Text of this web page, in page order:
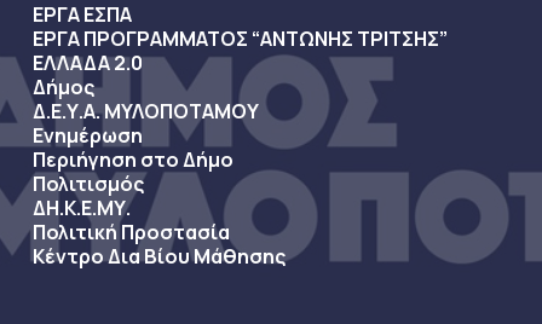
ΕΡΓΑ ΕΣΠΑ
ΕΡΓΑ ΠΡΟΓΡΑΜΜΑΤΟΣ “ΑΝΤΩΝΗΣ ΤΡΙΤΣΗΣ”
ΕΛΛΑΔΑ 2.0
Δήμος
Δ.Ε.Υ.Α. ΜΥΛΟΠΟΤΑΜΟΥ
Ενημέρωση
Περιήγηση στο Δήμο
Πολιτισμός
ΔΗ.Κ.Ε.ΜΥ.
Πολιτική Προστασία
Κέντρο Δια Βίου Μάθησης